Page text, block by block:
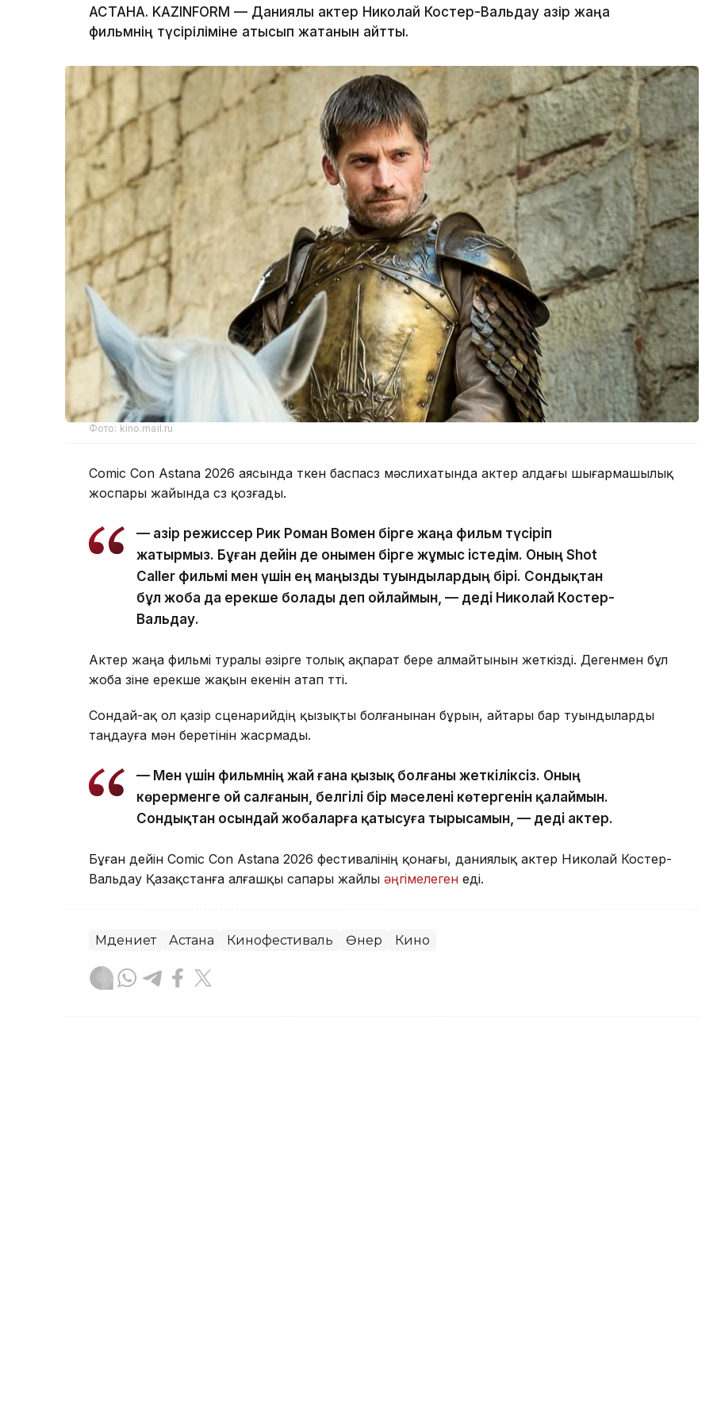
АСТАНА. KAZINFORM — Даниялық актер Николай Костер-Вальдау қазір жаңа
фильмнің түсіріліміне қатысып жатқанын айтты.
Фото: kino.mail.ru
Comic Con Astana 2026 аясында өткен баспасөз мәслихатында актер алдағы шығармашылық
жоспары жайында сөз қозғады.
— Қазір режиссер Рик Роман Вомен бірге жаңа фильм түсіріп
жатырмыз. Бұған дейін де онымен бірге жұмыс істедім. Оның Shot
Caller фильмі мен үшін ең маңызды туындылардың бірі. Сондықтан
бұл жоба да ерекше болады деп ойлаймын, — деді Николай Костер-
Вальдау.
Актер жаңа фильмі туралы әзірге толық ақпарат бере алмайтынын жеткізді. Дегенмен бұл
жоба өзіне ерекше жақын екенін атап өтті.
Сондай-ақ ол қазір сценарийдің қызықты болғанынан бұрын, айтары бар туындыларды
таңдауға мән беретінін жасрмады.
— Мен үшін фильмнің жай ғана қызық болғаны жеткіліксіз. Оның
көрерменге ой салғанын, белгілі бір мәселені көтергенін қалаймын.
Сондықтан осындай жобаларға қатысуға тырысамын, — деді актер.
Бұған дейін Comic Con Astana 2026 фестивалінің қонағы, даниялық актер Николай Костер-
Вальдау Қазақстанға алғашқы сапары жайлы әңгімелеген еді.
Мәдениет Астана Кинофестиваль Өнер Кино